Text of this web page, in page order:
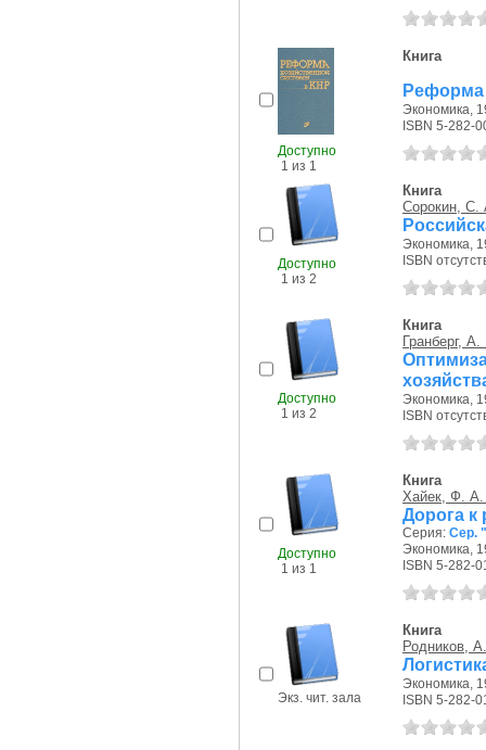
Доступно
1 из 1
Книга
Реформа
Экономика,
ISBN 5-282-
Доступно
1 из 2
Книга
Сорокин, С.
Экономика,
ISBN
Доступно
1 из 2
Книга
Гранберг, А.
Экономика,
ISBN
Доступно
1 из 1
Книга
Хайек, Ф.
Дорога к
Серия: Сер.
Экономика,
ISBN 5-282-
Экз. чит. зала
Книга
Родников,
Экономика,
ISBN 5-282-